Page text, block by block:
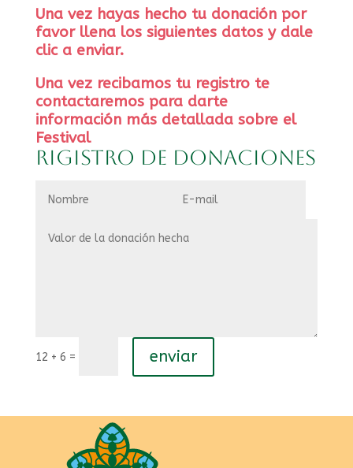
Una vez hayas hecho tu donación por
favor llena los siguientes datos y dale
clic a enviar.
Una vez recibamos tu registro te
contactaremos para darte
información más detallada sobre el
Festival
Rigistro de donaciones
12 + 6 = enviar